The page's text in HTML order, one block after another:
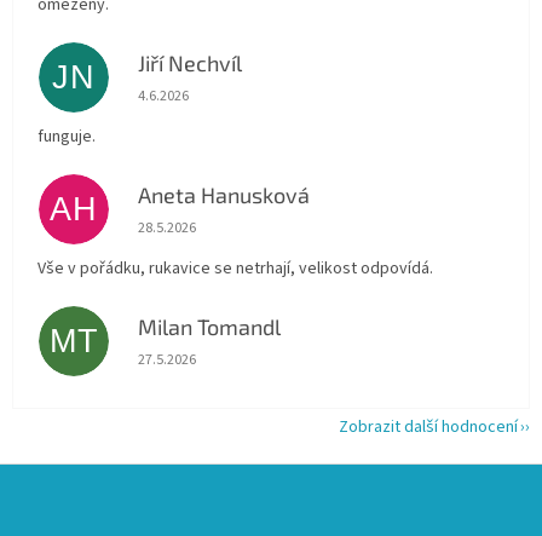
omezený.
JN Jiří Nechvíl
Hodnocení obchodu je 5 z 5 hvězdiček.
4.6.2026
funguje.
AH Aneta Hanusková
Hodnocení obchodu je 5 z 5 hvězdiček.
28.5.2026
Vše v pořádku, rukavice se netrhají, velikost odpovídá.
MT Milan Tomandl
Hodnocení obchodu je 5 z 5 hvězdiček.
27.5.2026
Zobrazit další hodnocení